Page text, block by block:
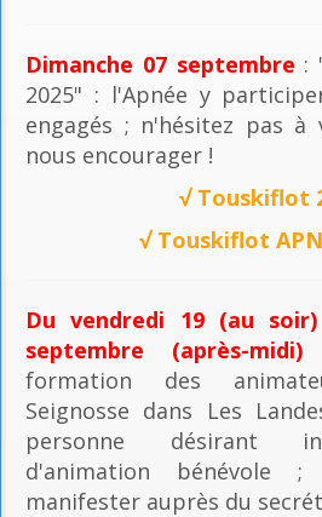
Dimanche 07 septembre :
2025" : l'Apnée y
engagés ; n'hésitez pas
nous encourager !
√ Touskiflot
√ Touskiflot
Du vendredi 19 (au
septembre (après-midi):
formation des
Seignosse dans Les
personne désirant
d'animation bénévole
manifester auprès du